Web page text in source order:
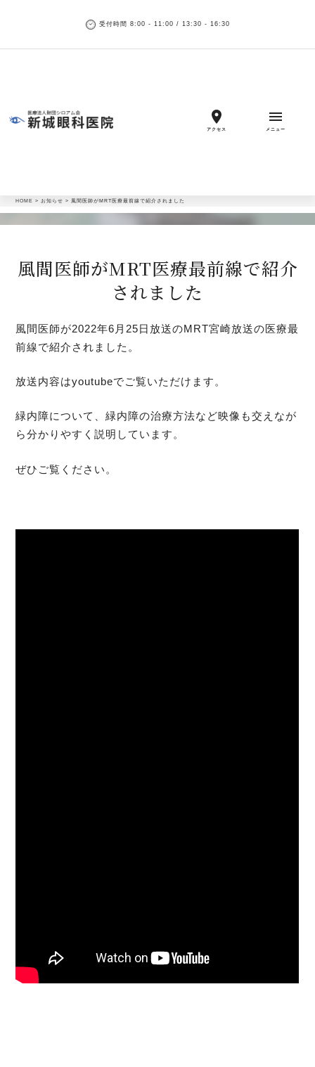
受付時間 8:00 - 11:00 / 13:30 - 16:30
location_on
アクセス
menu
メニュー
HOME > お知らせ > 風間医師がMRT医療最前線で紹介されました
風間医師がMRT医療最前線で紹介
されました
風間医師が2022年6月25日放送のMRT宮崎放送の医療最
前線で紹介されました。
放送内容はyoutubeでご覧いただけます。
緑内障について、緑内障の治療方法など映像も交えなが
ら分かりやすく説明しています。
ぜひご覧ください。